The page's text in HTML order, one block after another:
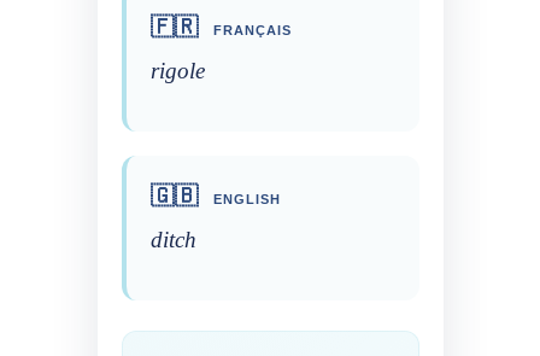
🇫🇷 FRANÇAIS
rigole
🇬🇧 ENGLISH
ditch